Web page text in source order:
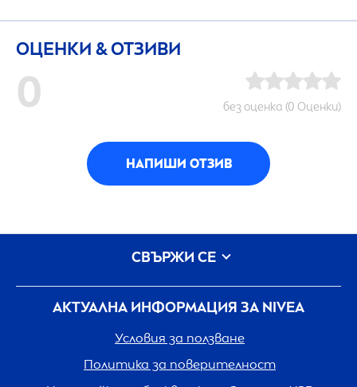
ОЦЕНКИ & ОТЗИВИ
0 без оценка (0 Оценки)
НАПИШИ ОТЗИВ
АКТУАЛНА ИНФОРМАЦИЯ ЗА NIVEA
Условия за ползване
Политика за поверителност
СВЪРЖИ СЕ